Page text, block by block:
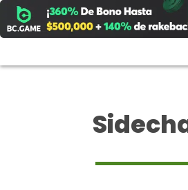
al
contenido